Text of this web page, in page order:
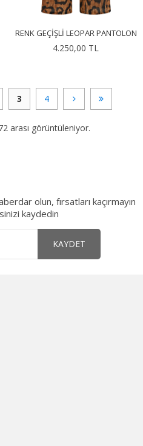
RENK GEÇIŞLI LEOPAR PANTOLON
4.250,00 TL
3 4
arası görüntüleniyor.
olun, fırsatları kaçırmayın
kaydedin
KAYDET